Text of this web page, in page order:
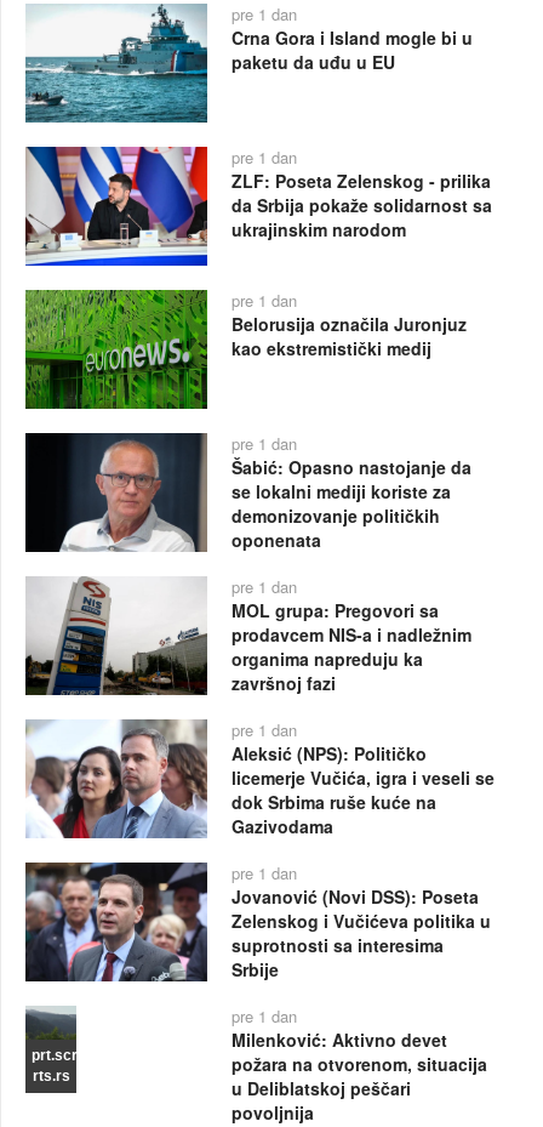
pre 1 dan
Crna Gora i Island mogle bi u
paketu da uđu u EU
pre 1 dan
ZLF: Poseta Zelenskog - prilika
da Srbija pokaže solidarnost sa
ukrajinskim narodom
pre 1 dan
Belorusija označila Juronjuz
kao ekstremistički medij
pre 1 dan
Šabić: Opasno nastojanje da
se lokalni mediji koriste za
demonizovanje političkih
oponenata
pre 1 dan
MOL grupa: Pregovori sa
prodavcem NIS-a i nadležnim
organima napreduju ka
završnoj fazi
pre 1 dan
Aleksić (NPS): Političko
licemerje Vučića, igra i veseli se
dok Srbima ruše kuće na
Gazivodama
pre 1 dan
Jovanović (Novi DSS): Poseta
Zelenskog i Vučićeva politika u
suprotnosti sa interesima
Srbije
prt.scr
rts.rs
pre 1 dan
Milenković: Aktivno devet
požara na otvorenom, situacija
u Deliblatskoj peščari
povoljnija